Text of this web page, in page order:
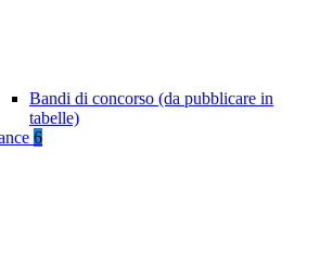
Bandi di concorso (da pubblicare in
tabelle)
6